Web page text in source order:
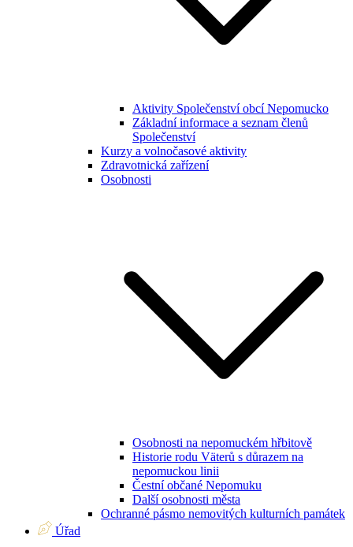
Aktivity Společenství obcí Nepomucko
Základní informace a seznam členů
Společenství
Kurzy a volnočasové aktivity
Zdravotnická zařízení
Osobnosti
Osobnosti na nepomuckém hřbitově
Historie rodu Väterů s důrazem na
nepomuckou linii
Čestní občané Nepomuku
Další osobnosti města
Ochranné pásmo nemovitých kulturních památek
Úřad